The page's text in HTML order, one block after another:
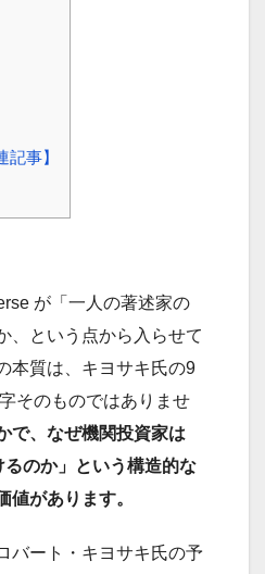
記事】
が「一人の著述家の
、という点から入らせて
本質は、キヨサキ氏の9
そのものではありませ
で、なぜ機関投資家は
のか」という構造的な
値があります。
バート・キヨサキ氏の予